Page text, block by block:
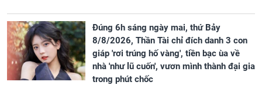
Đúng 6h sáng ngày mai, thứ Bảy
8/8/2026, Thần Tài chỉ đích danh 3 con
giáp 'rơi trúng hố vàng', tiền bạc ùa về
nhà 'như lũ cuốn', vươn mình thành đại gia
trong phút chốc